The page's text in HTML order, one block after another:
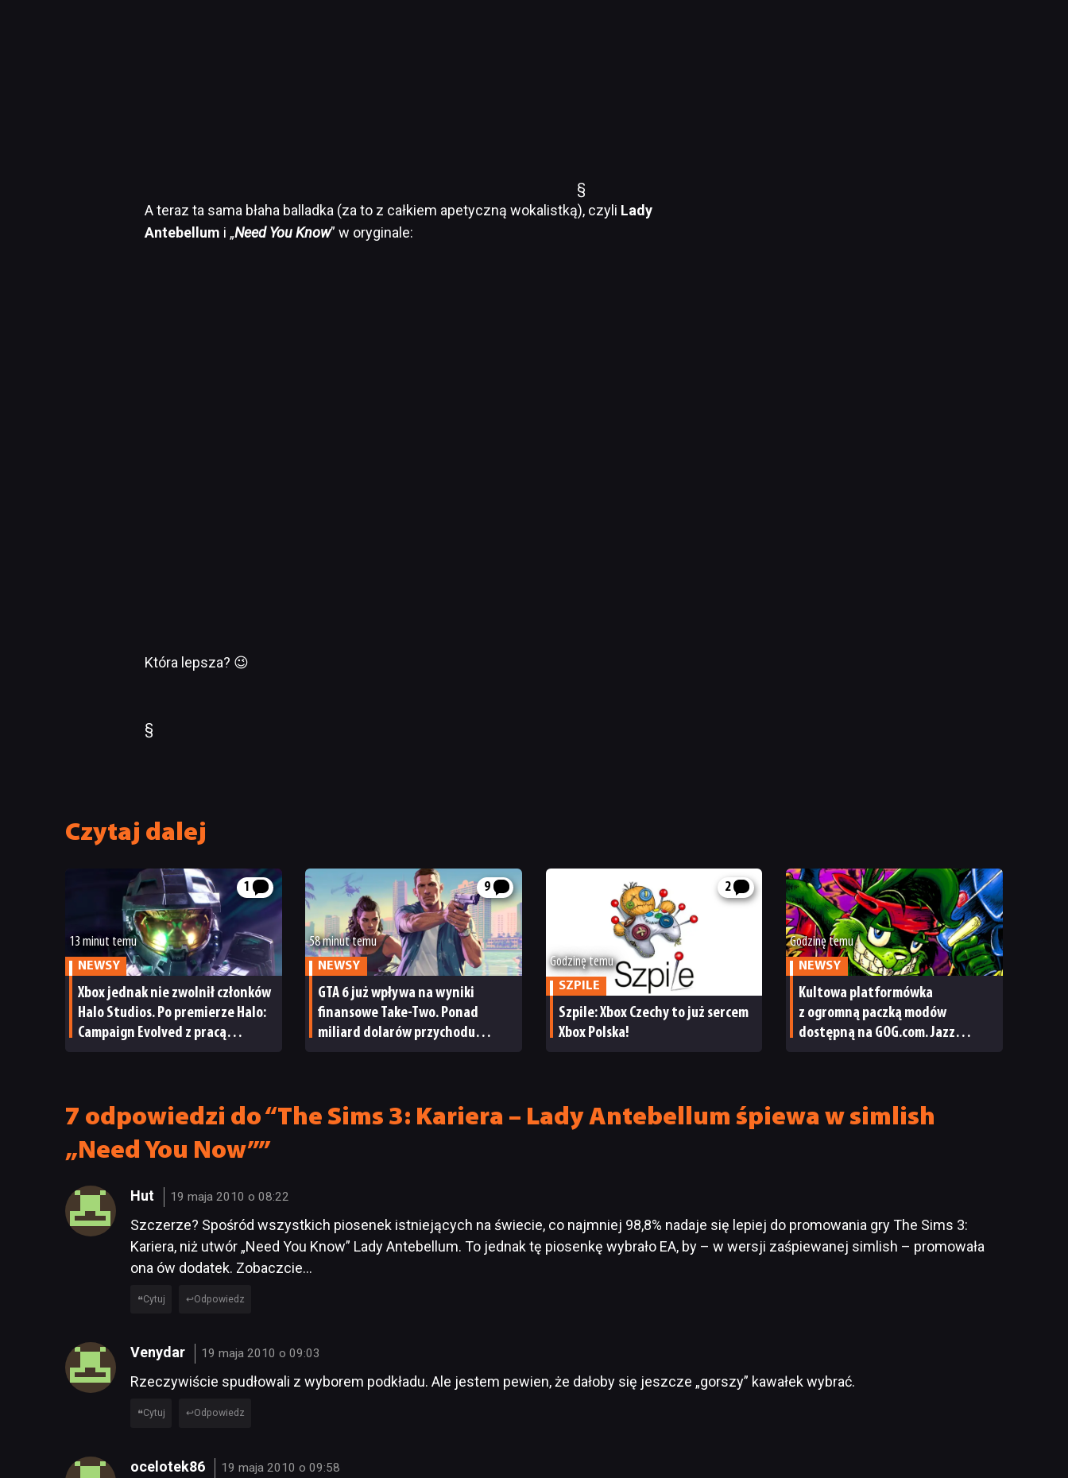
§
A teraz ta sama błaha balladka (za to z całkiem apetyczną wokalistką), czyli Lady
Antebellum i „Need You Know” w oryginale:
Która lepsza? 😉
§
Czytaj dalej
1
13 minut temu
NEWSY
Xbox jednak nie zwolnił członków
Halo Studios. Po premierze Halo:
Campaign Evolved z pracą
9
58 minut temu
NEWSY
GTA 6 już wpływa na wyniki
finansowe Take-Two. Ponad
miliard dolarów przychodu
2
Godzinę temu
SZPILE
Szpile: Xbox Czechy to już sercem
Xbox Polska!
Godzinę temu
NEWSY
Kultowa platformówka
z ogromną paczką modów
dostępną na GOG.com. Jazz
7 odpowiedzi do “The Sims 3: Kariera – Lady Antebellum śpiewa w simlish
„Need You Now””
Hut 19 maja 2010 o 08:22
Szczerze? Spośród wszystkich piosenek istniejących na świecie, co najmniej 98,8% nadaje się lepiej do promowania gry The Sims 3:
Kariera, niż utwór „Need You Know” Lady Antebellum. To jednak tę piosenkę wybrało EA, by – w wersji zaśpiewanej simlish – promowała
ona ów dodatek. Zobaczcie…
Cytuj Odpowiedz
Venydar 19 maja 2010 o 09:03
Rzeczywiście spudłowali z wyborem podkładu. Ale jestem pewien, że dałoby się jeszcze „gorszy” kawałek wybrać.
Cytuj Odpowiedz
ocelotek86 19 maja 2010 o 09:58